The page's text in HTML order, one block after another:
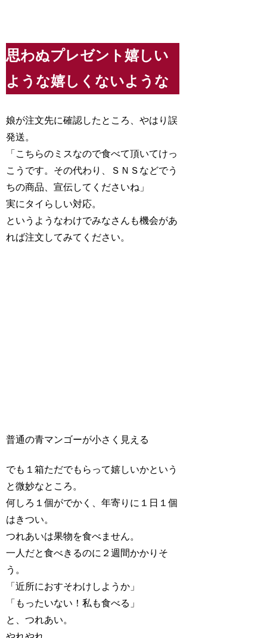
思わぬプレゼント嬉しい
ような嬉しくないような
娘が注文先に確認したところ、やはり誤
発送。
「こちらのミスなので食べて頂いてけっ
こうです。その代わり、ＳＮＳなどでう
ちの商品、宣伝してくださいね」
実にタイらしい対応。
というようなわけでみなさんも機会があ
れば注文してみてください。
普通の青マンゴーが小さく見える
でも１箱ただでもらって嬉しいかという
と微妙なところ。
何しろ１個がでかく、年寄りに１日１個
はきつい。
つれあいは果物を食べません。
一人だと食べきるのに２週間かかりそ
う。
「近所におすそわけしようか」
「もったいない！私も食べる」
と、つれあい。